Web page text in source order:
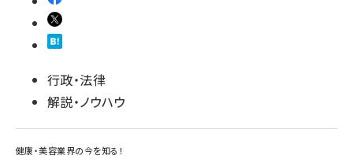
行政・法律
解説・ノウハウ
健康・美容業界の今を知る！